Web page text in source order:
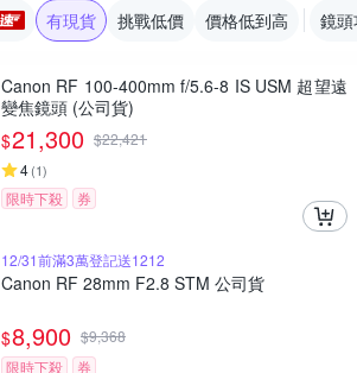
有現貨 挑戰低價 價格低到高 鏡
Canon RF 100-400mm f/5.6-8 IS USM 超望遠
變焦鏡頭 (公司貨)
$21,300 $22,421
4(1)
限時下殺 券
12/31前滿3萬登記送1212
Canon RF 28mm F2.8 STM 公司貨
$8,900 $9,368
限時下殺
券